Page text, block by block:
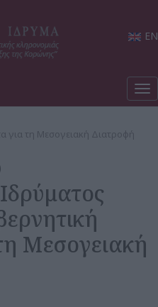
EN
για τη Μεσογειακή Διατροφή
Μεσογειακή